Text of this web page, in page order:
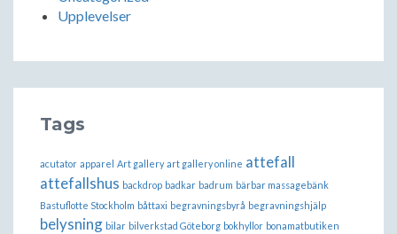
Upplevelser
Tags
acutator apparel Art gallery art gallery online attefall
attefallshus backdrop badkar badrum bärbar massagebänk
Bastuflotte Stockholm båttaxi begravningsbyrå begravningshjälp
belysning bilar bilverkstad Göteborg bokhyllor bonamatbutiken